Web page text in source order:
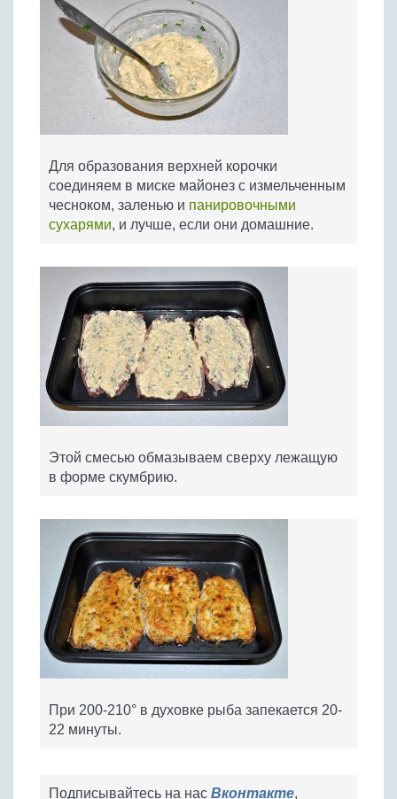
Для образования верхней корочки
соединяем в миске майонез с измельченным
чесноком, заленью и панировочными
сухарями, и лучше, если они домашние.
Этой смесью обмазываем сверху лежащую
в форме скумбрию.
При 200-210° в духовке рыба запекается 20-
22 минуты.
Подписывайтесь на нас Вконтакте,